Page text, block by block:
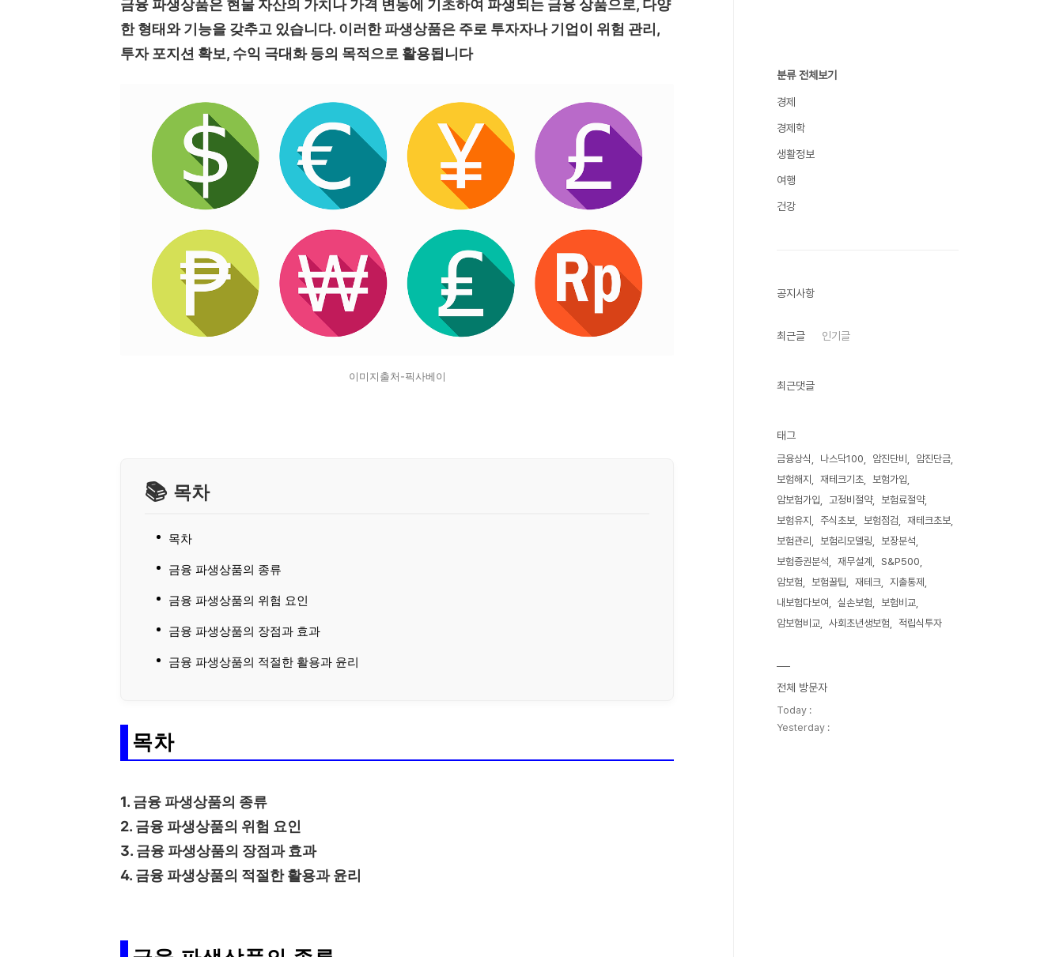
금융 파생상품은 현물 자산의 가치나 가격 변동에 기초하여 파생되는 금융 상품으로, 다양
한 형태와 기능을 갖추고 있습니다. 이러한 파생상품은 주로 투자자나 기업이 위험 관리,
투자 포지션 확보, 수익 극대화 등의 목적으로 활용됩니다
이미지출처-픽사베이
목차
목차
금융 파생상품의 종류
금융 파생상품의 위험 요인
금융 파생상품의 장점과 효과
금융 파생상품의 적절한 활용과 윤리
목차
1. 금융 파생상품의 종류
2. 금융 파생상품의 위험 요인
3. 금융 파생상품의 장점과 효과
4. 금융 파생상품의 적절한 활용과 윤리
분류 전체보기
경제
경제학
생활정보
여행
건강
공지사항
최근글 인기글
최근댓글
태그
금융상식 나스닥100 암진단비
암진단금
보험해지
재테크기초
보험가입
암보험가입
고정비절약
보험료절약
보험유지
주식초보 보험점검
재테크초보
보험관리
보험리모델링
보장분석
보험증권분석
재무설계
S&P500
암보험
보험꿀팁 재테크
지출통제
내보험다보여
실손보험
보험비교
암보험비교
사회초년생보험 적립식투자
전체 방문자
Today :
Yesterday :